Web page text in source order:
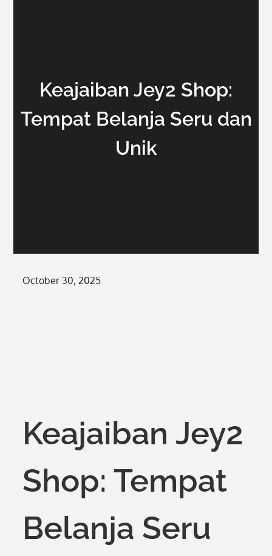
Keajaiban Jey2 Shop:
Tempat Belanja Seru dan
Unik
Posted
October 30, 2025
Keajaiban Jey2
Shop: Tempat
Belanja Seru